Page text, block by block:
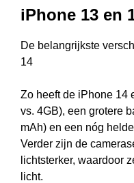
iPhone 13 en
De belangrijkste
14
Zo heeft de iPhone 14
vs. 4GB), een grotere
mAh) en een nóg
Verder zijn de
lichtsterker, waardoor
licht.